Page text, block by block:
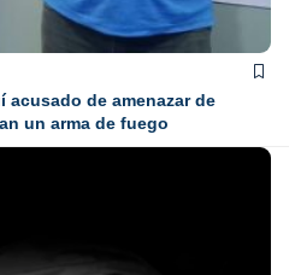
acusado de amenazar de
un arma de fuego